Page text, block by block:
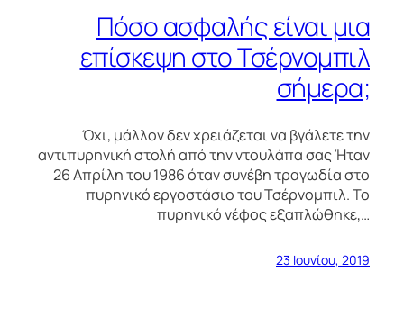
Πόσο ασφαλής είναι μια
επίσκεψη στο Τσέρνομπιλ
σήμερα;
Όχι, μάλλον δεν χρειάζεται να βγάλετε την
αντιπυρηνική στολή από την ντουλάπα σας Ήταν
26 Απρίλη του 1986 όταν συνέβη τραγωδία στο
πυρηνικό εργοστάσιο του Τσέρνομπιλ. Το
πυρηνικό νέφος εξαπλώθηκε,…
23 Ιουνίου, 2019